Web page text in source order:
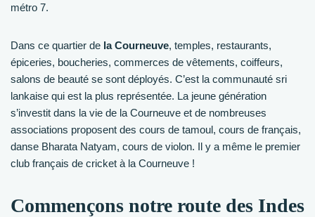
métro 7.
Dans ce quartier de la Courneuve, temples, restaurants,
épiceries, boucheries, commerces de vêtements, coiffeurs,
salons de beauté se sont déployés. C’est la communauté sri
lankaise qui est la plus représentée. La jeune génération
s’investit dans la vie de la Courneuve et de nombreuses
associations proposent des cours de tamoul, cours de français,
danse Bharata Natyam, cours de violon. Il y a même le premier
club français de cricket à la Courneuve !
Commençons notre route des Indes